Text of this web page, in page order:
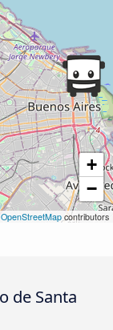
+
−
OpenStreetMap contributors
de Santa